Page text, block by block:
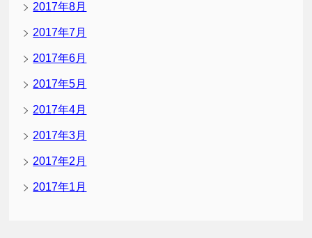
2017年8月
2017年7月
2017年6月
2017年5月
2017年4月
2017年3月
2017年2月
2017年1月